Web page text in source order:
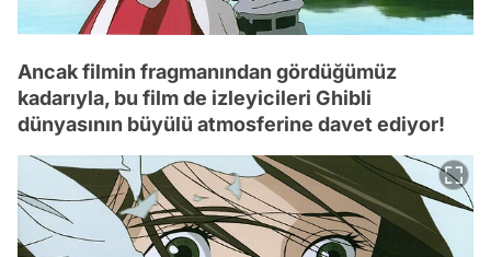
Ancak filmin fragmanından gördüğümüz
kadarıyla, bu film de izleyicileri Ghibli
dünyasının büyülü atmosferine davet ediyor!